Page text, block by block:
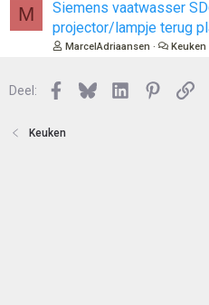
M
Siemens vaatwasser
projector/lampje terug
MarcelAdriaansen Keuken
Deel: Facebook
BlueskyLinkedInPinterest
Link
Keuken